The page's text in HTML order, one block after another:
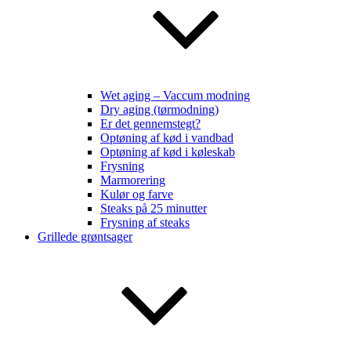
Wet aging – Vaccum modning
Dry aging (tørmodning)
Er det gennemstegt?
Optøning af kød i vandbad
Optøning af kød i køleskab
Frysning
Marmorering
Kulør og farve
Steaks på 25 minutter
Frysning af steaks
Grillede grøntsager